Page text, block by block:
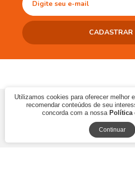
© 2017 CAMINHO DA LEITURA LTDA |
Estadual:
Utilizamos cookies para oferecer melhor
recomendar conteúdos de seu
concorda com a nossa Política
Continuar